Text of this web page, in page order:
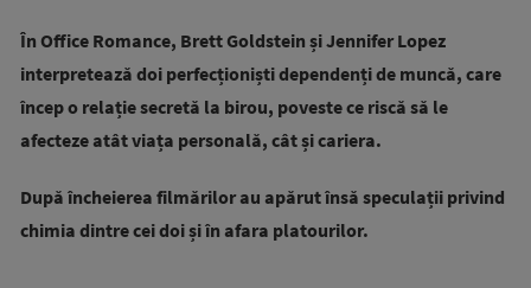
În Office Romance, Brett Goldstein și Jennifer Lopez
interpretează doi perfecționiști dependenți de muncă, care
încep o relație secretă la birou, poveste ce riscă să le
afecteze atât viața personală, cât și cariera.
După încheierea filmărilor au apărut însă speculații privind
chimia dintre cei doi și în afara platourilor.